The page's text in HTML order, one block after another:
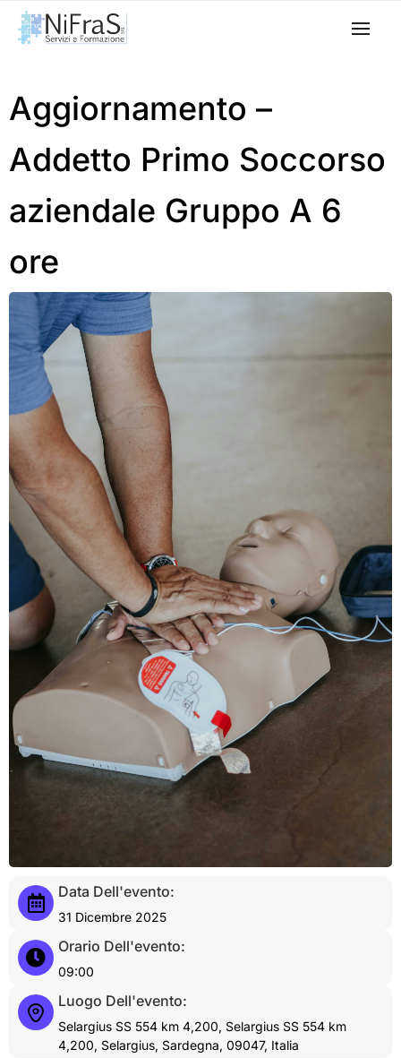
Aggiornamento –
Addetto Primo Soccorso
aziendale Gruppo A 6
ore
Data Dell'evento:
31 Dicembre 2025
Orario Dell'evento:
09:00
Luogo Dell'evento:
Selargius SS 554 km 4,200, Selargius SS 554 km
4,200, Selargius, Sardegna, 09047, Italia